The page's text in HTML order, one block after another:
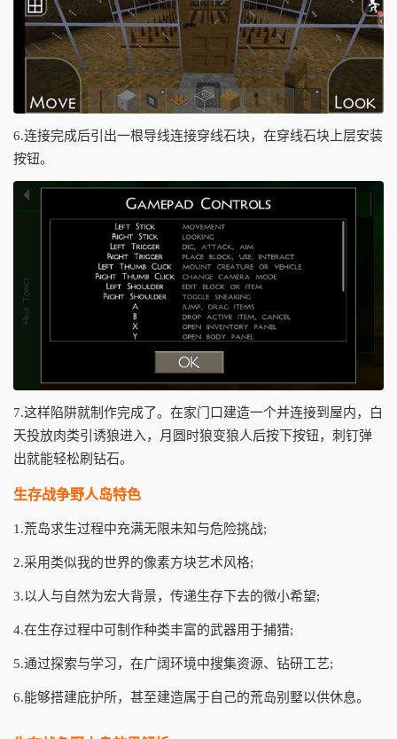
6.连接完成后引出一根导线连接穿线石块，在穿线石块上层安装
按钮。
7.这样陷阱就制作完成了。在家门口建造一个并连接到屋内，白
天投放肉类引诱狼进入，月圆时狼变狼人后按下按钮，刺钉弹
出就能轻松刷钻石。
生存战争野人岛特色
1.荒岛求生过程中充满无限未知与危险挑战;
2.采用类似我的世界的像素方块艺术风格;
3.以人与自然为宏大背景，传递生存下去的微小希望;
4.在生存过程中可制作种类丰富的武器用于捕猎;
5.通过探索与学习，在广阔环境中搜集资源、钻研工艺;
6.能够搭建庇护所，甚至建造属于自己的荒岛别墅以供休息。